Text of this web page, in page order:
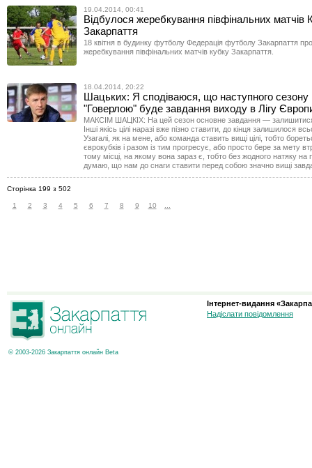
19.04.2014, 00:41
Відбулося жеребкування півфінальних матчів
Закарпаття
18 квітня в будинку футболу Федерація футболу Закарпаття
жеребкування півфінальних матчів кубку Закарпаття.
18.04.2014, 20:22
Шацьких: Я сподіваюся, що наступного сезону
"Говерлою" буде завдання виходу в Лігу
МАКСІМ ШАЦКІХ: На цей сезон основне завдання — залишитися
Інші якісь цілі наразі вже пізно ставити, до кінця залишилося
Узагалі, як на мене, або команда ставить вищі цілі, тобто
єврокубків і разом із тим прогресує, або просто бере за мету
тому місці, на якому вона зараз є, тобто без жодного натяку на
думаю, що нам до снаги ставити перед собою значно вищі
Сторінка 199 з 502
1 2 3 4 5 6 7 8 9 10
© 2003-2026 Закарпаття онлайн Beta
Інтернет-видання
Надіслати повідомлення